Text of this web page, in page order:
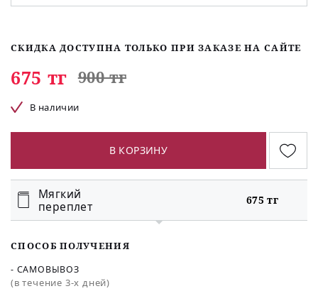
СКИДКА ДОСТУПНА ТОЛЬКО ПРИ ЗАКАЗЕ НА САЙТЕ
675 тг 900 тг
В наличии
В КОРЗИНУ
Мягкий
переплет
675 тг
СПОСОБ ПОЛУЧЕНИЯ
- САМОВЫВОЗ
(в течение 3-х дней)